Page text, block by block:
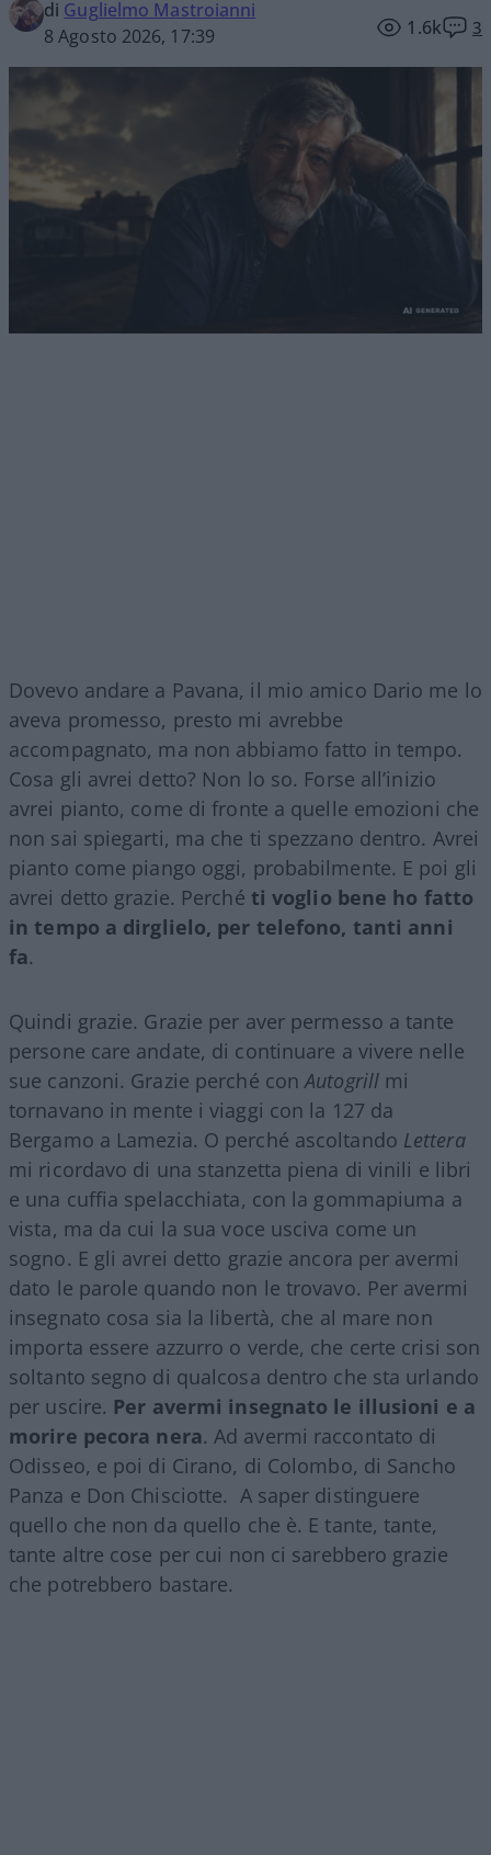
di Guglielmo Mastroianni
8 Agosto 2026, 17:39
1.6k 3
Dovevo andare a Pavana, il mio amico Dario me lo
aveva promesso, presto mi avrebbe
accompagnato, ma non abbiamo fatto in tempo.
Cosa gli avrei detto? Non lo so. Forse all’inizio
avrei pianto, come di fronte a quelle emozioni che
non sai spiegarti, ma che ti spezzano dentro. Avrei
pianto come piango oggi, probabilmente. E poi gli
avrei detto grazie. Perché ti voglio bene ho fatto
in tempo a dirglielo, per telefono, tanti anni
fa.
Quindi grazie. Grazie per aver permesso a tante
persone care andate, di continuare a vivere nelle
sue canzoni. Grazie perché conAutogrill mi
tornavano in mente i viaggi con la 127 da
Bergamo a Lamezia. O perché ascoltando Lettera
mi ricordavo di una stanzetta piena di vinili e libri
e una cuffia spelacchiata, con la gommapiuma a
vista, ma da cui la sua voce usciva come un
sogno. E gli avrei detto grazie ancora per avermi
dato le parole quando non le trovavo. Per avermi
insegnato cosa sia la libertà, che al mare non
importa essere azzurro o verde, che certe crisi son
soltanto segno di qualcosa dentro che sta urlando
per uscire. Per avermi insegnato le illusioni e a
morire pecora nera. Ad avermi raccontato di
Odisseo, e poi di Cirano, di Colombo, di Sancho
Panza e Don Chisciotte. A saper distinguere
quello che non da quello che è. E tante, tante,
tante altre cose per cui non ci sarebbero grazie
che potrebbero bastare.